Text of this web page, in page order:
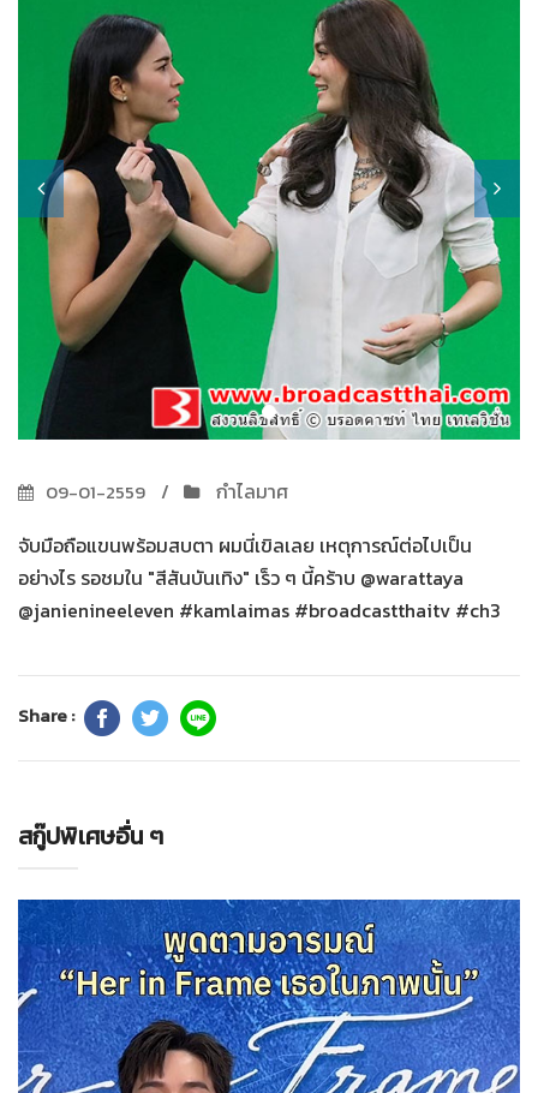
09-01-2559
กำไลมาศ
จับมือถือแขนพร้อมสบตา ผมนี่เขิลเลย เหตุการณ์ต่อไปเป็น
อย่างไร รอชมใน "สีสันบันเทิง" เร็ว ๆ นี้คร้าบ @warattaya
@janienineeleven #kamlaimas #broadcastthaitv #ch3
Share :
สกู๊ปพิเศษอื่น ๆ